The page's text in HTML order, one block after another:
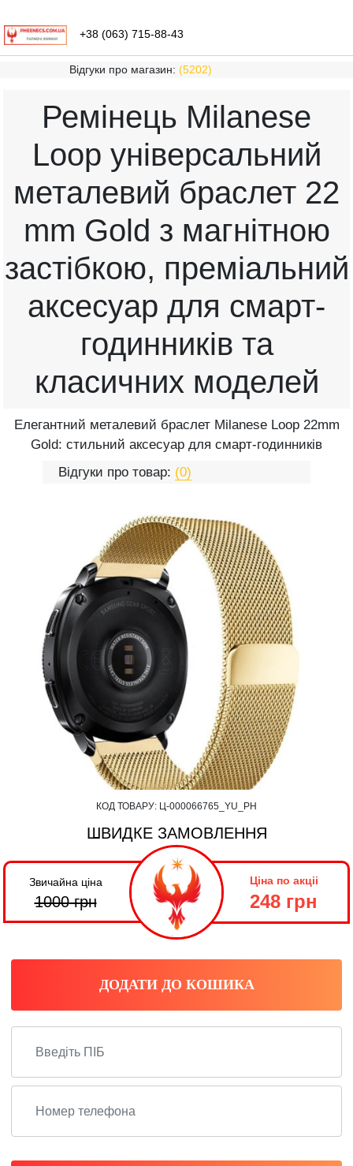
+38 (063) 715-88-43
Відгуки про магазин: (5202)
Ремінець Milanese
Loop універсальний
металевий браслет 22
mm Gold з магнітною
застібкою, преміальний
аксесуар для смарт-
годинників та
класичних моделей
Елегантний металевий браслет Milanese Loop 22mm
Gold: стильний аксесуар для смарт-годинників
Відгуки про товар: (0)
КОД ТОВАРУ: Ц-000066765_YU_PH
ШВИДКЕ ЗАМОВЛЕННЯ
Звичайна ціна
1000грн
Ціна по акціі
248 грн
ДОДАТИ ДО КОШИКА